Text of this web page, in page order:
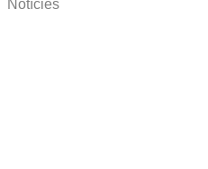
Notícies